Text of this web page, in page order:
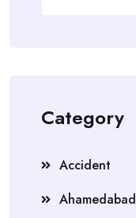
Category
Accident
Ahamedabad